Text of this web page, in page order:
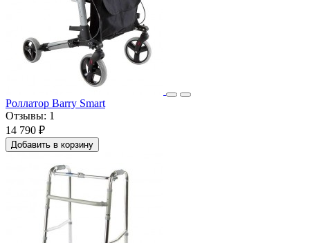
Роллатор Barry Smart
Отзывы: 1
14 790 ₽
Добавить в корзину